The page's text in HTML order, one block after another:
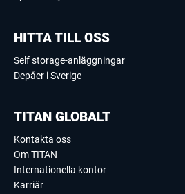
HITTA TILL OSS
Self storage-anläggningar
Depåer i Sverige
TITAN GLOBALT
Kontakta oss
Om TITAN
Internationella kontor
Karriär